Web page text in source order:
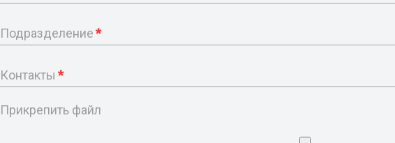
Подразделение*
Контакты *
Прикрепить файл